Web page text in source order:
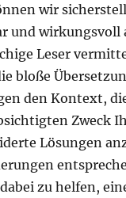
wir
und wirkungsvoll
Leser
bloße
den Kontext,
Zweck
Lösungen
zu helfen,